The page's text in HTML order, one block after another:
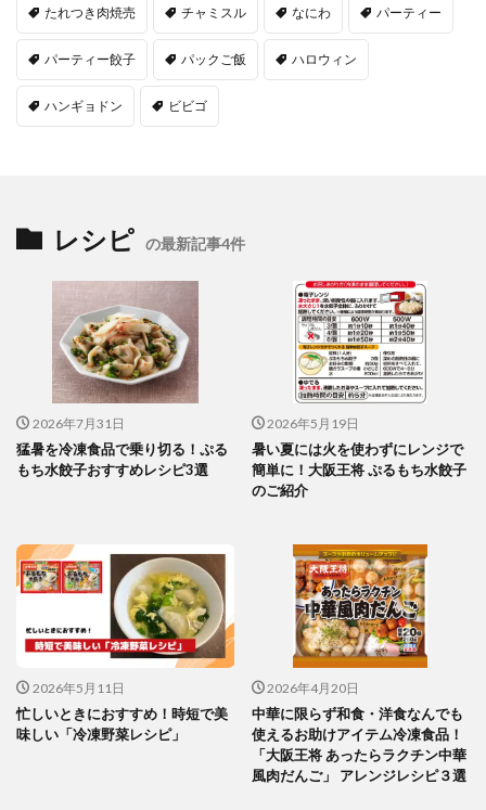
たれつき肉焼売 チャミスル なにわ パーティー
パーティー餃子 パックご飯 ハロウィン
ハンギョドン ビビゴ
レシピ の最新記事4件
2026年7月31日
猛暑を冷凍食品で乗り切る！ぷる
もち水餃子おすすめレシピ3選
2026年5月19日
暑い夏には火を使わずにレンジで
簡単に！大阪王将 ぷるもち水餃子
のご紹介
2026年5月11日
忙しいときにおすすめ！時短で美
味しい「冷凍野菜レシピ」
2026年4月20日
中華に限らず和食・洋食なんでも
使えるお助けアイテム冷凍食品！
「大阪王将 あったらラクチン中華
風肉だんご」 アレンジレシピ３選